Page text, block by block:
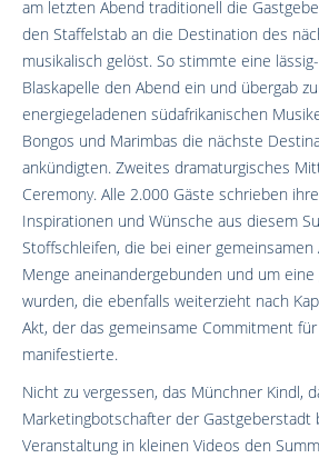
am letzten Abend traditionell die
den Staffelstab an die Destination des
musikalisch gelöst. So stimmte eine
Blaskapelle den Abend ein und übergab
energiegeladenen südafrikanischen
Bongos und Marimbas die nächste
ankündigten. Zweites dramaturgisches
Ceremony. Alle 2.000 Gäste schrieben
Inspirationen und Wünsche aus diesem
Stoffschleifen, die bei einer
Menge aneinandergebunden und um
wurden, die ebenfalls weiterzieht nach
Akt, der das gemeinsame Commitment
manifestierte.
Nicht zu vergessen, das Münchner Kindl,
Marketingbotschafter der Gastgeberstadt
Veranstaltung in kleinen Videos den